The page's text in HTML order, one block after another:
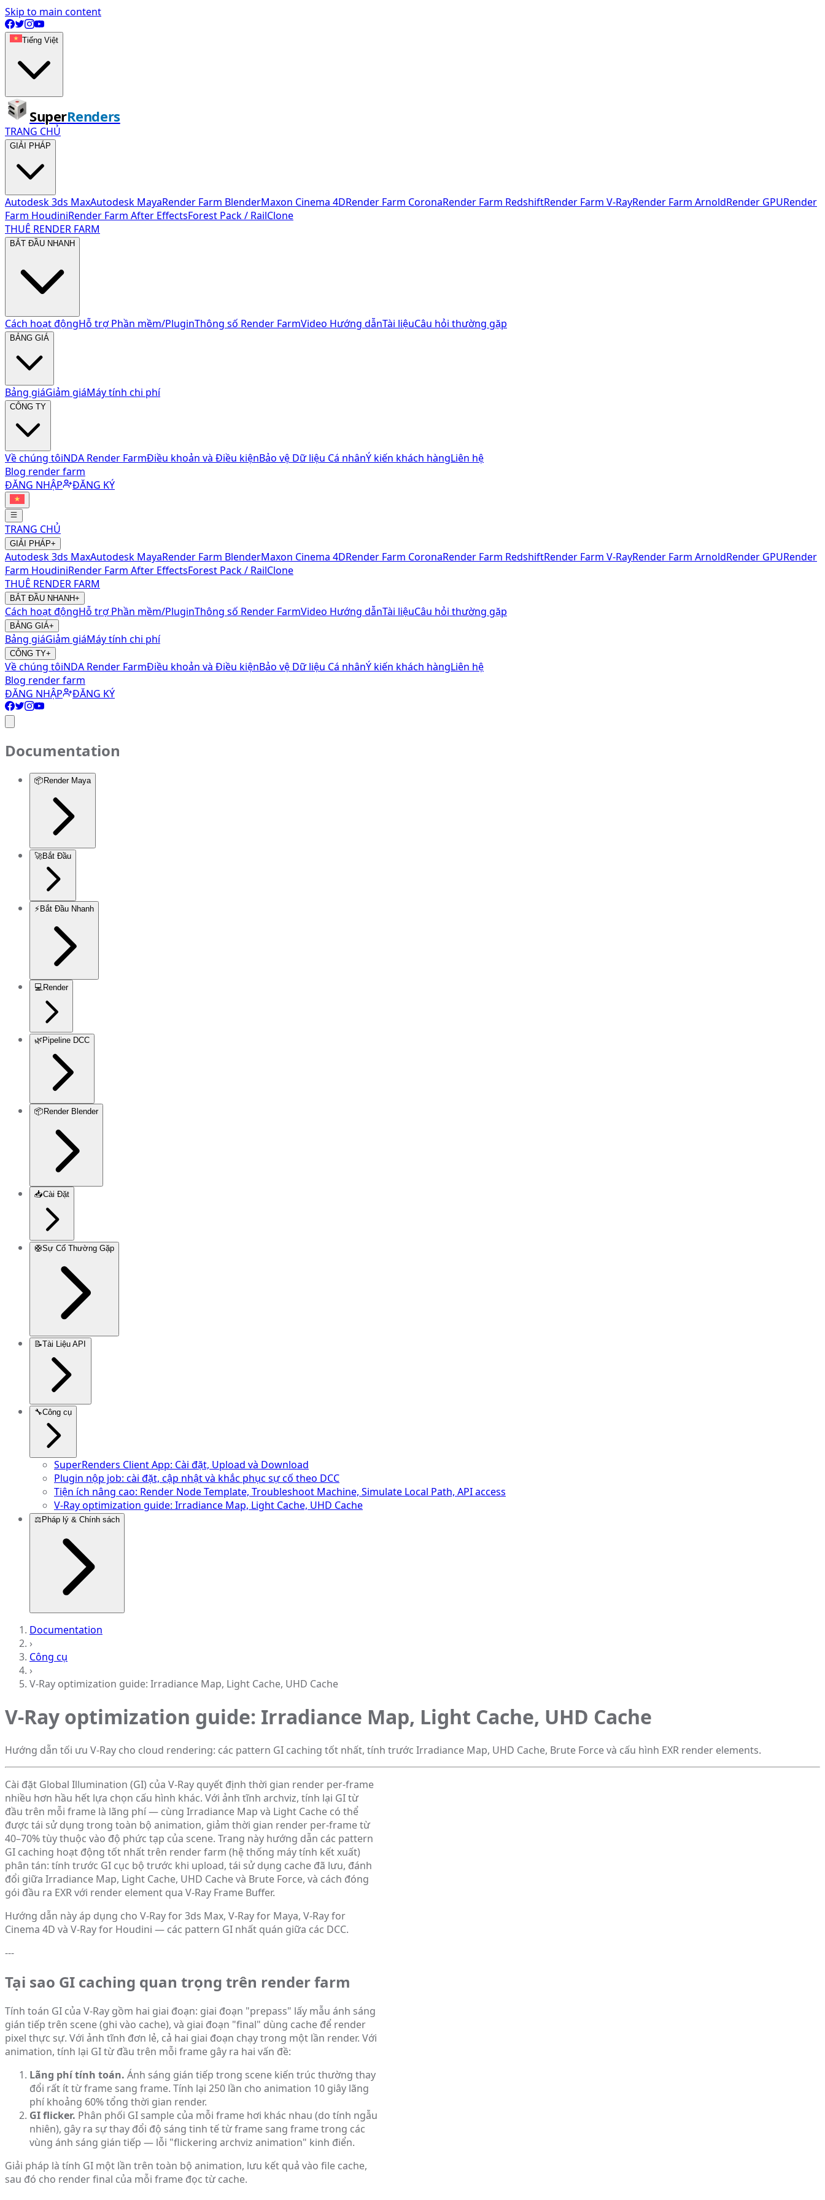
Skip to main content
Tiếng Việt
SuperRenders
TRANG CHỦ
GIẢI PHÁP
Autodesk 3ds MaxAutodesk MayaRender Farm BlenderMaxon Cinema 4DRender Farm CoronaRender Farm RedshiftRender Farm V-RayRender Farm ArnoldRender GPURender
Farm HoudiniRender Farm After EffectsForest Pack / RailClone
THUÊ RENDER FARM
BẮT ĐẦU NHANH
Cách hoạt độngHỗ trợ Phần mềm/PluginThông số Render FarmVideo Hướng dẫnTài liệuCâu hỏi thường gặp
BẢNG GIÁ
Bảng giáGiảm giáMáy tính chi phí
CÔNG TY
Về chúng tôiNDA Render FarmĐiều khoản và Điều kiệnBảo vệ Dữ liệu Cá nhânÝ kiến khách hàngLiên hệ
Blog render farm
ĐĂNG NHẬP
ĐĂNG KÝ
TRANG CHỦ
GIẢI PHÁP+
Autodesk 3ds MaxAutodesk MayaRender Farm BlenderMaxon Cinema 4DRender Farm CoronaRender Farm RedshiftRender Farm V-RayRender Farm ArnoldRender GPURender
Farm HoudiniRender Farm After EffectsForest Pack / RailClone
THUÊ RENDER FARM
BẮT ĐẦU NHANH+
Cách hoạt độngHỗ trợ Phần mềm/PluginThông số Render FarmVideo Hướng dẫnTài liệuCâu hỏi thường gặp
BẢNG GIÁ+
Bảng giáGiảm giáMáy tính chi phí
CÔNG TY+
Về chúng tôiNDA Render FarmĐiều khoản và Điều kiệnBảo vệ Dữ liệu Cá nhânÝ kiến khách hàngLiên hệ
Blog render farm
ĐĂNG NHẬP
ĐĂNG KÝ
Documentation
📦 Render Maya
🚀Bắt Đầu
⚡ Bắt Đầu Nhanh
💻 Render
🌿Pipeline DCC
📦 Render Blender
📥Cài Đặt
🛟Sự Cố Thường Gặp
📝Tài Liệu API
🔧Công cụ
SuperRenders Client App: Cài đặt, Upload và Download
Plugin nộp job: cài đặt, cập nhật và khắc phục sự cố theo DCC
Tiện ích nâng cao: Render Node Template, Troubleshoot Machine, Simulate Local Path, API access
V-Ray optimization guide: Irradiance Map, Light Cache, UHD Cache
⚖️ Pháp lý & Chính sách
Documentation
›
Công cụ
›
V-Ray optimization guide: Irradiance Map, Light Cache, UHD Cache
V-Ray optimization guide: Irradiance Map, Light Cache, UHD Cache
Hướng dẫn tối ưu V-Ray cho cloud rendering: các pattern GI caching tốt nhất, tính trước Irradiance Map, UHD Cache, Brute Force và cấu hình EXR render elements.
Cài đặt Global Illumination (GI) của V-Ray quyết định thời gian render per-frame
nhiều hơn hầu hết lựa chọn cấu hình khác. Với ảnh tĩnh archviz, tính lại GI từ
đầu trên mỗi frame là lãng phí — cùng Irradiance Map và Light Cache có thể
được tái sử dụng trong toàn bộ animation, giảm thời gian render per-frame từ
40–70% tùy thuộc vào độ phức tạp của scene. Trang này hướng dẫn các pattern
GI caching hoạt động tốt nhất trên render farm (hệ thống máy tính kết xuất)
phân tán: tính trước GI cục bộ trước khi upload, tái sử dụng cache đã lưu, đánh
đổi giữa Irradiance Map, Light Cache, UHD Cache và Brute Force, và cách đóng
gói đầu ra EXR với render element qua V-Ray Frame Buffer.
Hướng dẫn này áp dụng cho V-Ray for 3ds Max, V-Ray for Maya, V-Ray for
Cinema 4D và V-Ray for Houdini — các pattern GI nhất quán giữa các DCC.
---
Tại sao GI caching quan trọng trên render farm
Tính toán GI của V-Ray gồm hai giai đoạn: giai đoạn "prepass" lấy mẫu ánh sáng
gián tiếp trên scene (ghi vào cache), và giai đoạn "final" dùng cache để render
pixel thực sự. Với ảnh tĩnh đơn lẻ, cả hai giai đoạn chạy trong một lần render. Với
animation, tính lại GI từ đầu trên mỗi frame gây ra hai vấn đề:
Lãng phí tính toán. Ánh sáng gián tiếp trong scene kiến trúc thường thay
đổi rất ít từ frame sang frame. Tính lại 250 lần cho animation 10 giây lãng
phí khoảng 60% tổng thời gian render.
GI flicker. Phân phối GI sample của mỗi frame hơi khác nhau (do tính ngẫu
nhiên), gây ra sự thay đổi độ sáng tinh tế từ frame sang frame trong các
vùng ánh sáng gián tiếp — lỗi "flickering archviz animation" kinh điển.
Giải pháp là tính GI một lần trên toàn bộ animation, lưu kết quả vào file cache,
sau đó cho render final của mỗi frame đọc từ cache.